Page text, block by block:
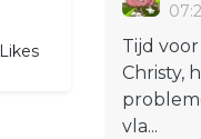
Likes
Tijd
Christy,
vla...